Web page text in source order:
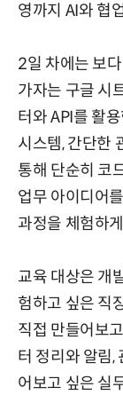
영까지 AI와 협
2일 차에는 보
가자는 구글 시
터와 API를 활
시스템, 간단한
통해 단순히 코
업무 아이디어
과정을 체험하
교육 대상은 개
험하고 싶은 직
직접 만들어보
터 정리와 알림,
어보고 싶은 실